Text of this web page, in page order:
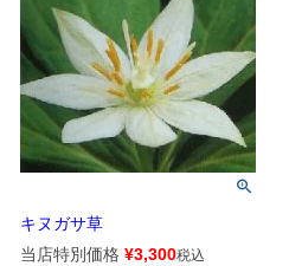
キヌガサ草
当店特別価格 ¥3,300税込